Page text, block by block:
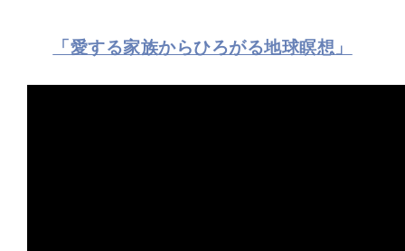
「愛する家族からひろがる地球瞑想」